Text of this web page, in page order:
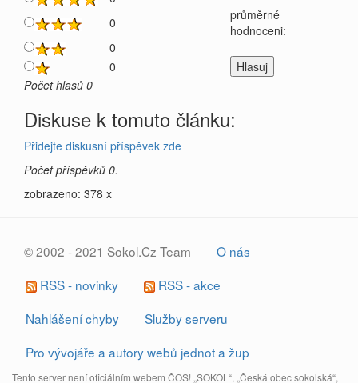
0
průměrné
hodnoceni:
0
0
Počet hlasů 0
Diskuse k tomuto článku:
Přidejte diskusní příspěvek zde
Počet příspěvků 0.
zobrazeno: 378 x
© 2002 - 2021 Sokol.Cz Team
O nás
RSS - novinky
RSS - akce
Nahlášení chyby
Služby serveru
Pro vývojáře a autory webů jednot a žup
Tento server není oficiálním webem ČOS! „SOKOL“, „Česká obec sokolská“,